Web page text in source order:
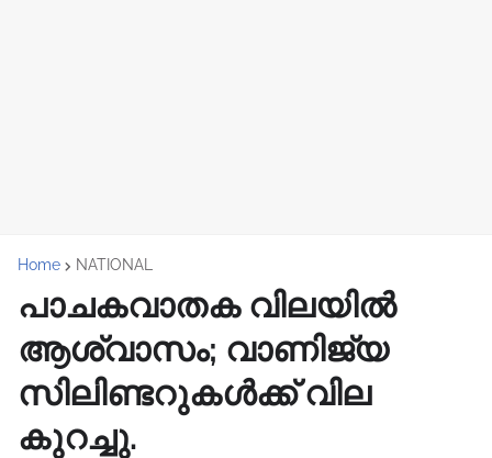
Home NATIONAL
പാചകവാതക വിലയില്‍
ആശ്വാസം; വാണിജ്യ
സിലിണ്ടറുകൾക്ക് വില
കുറച്ചു.